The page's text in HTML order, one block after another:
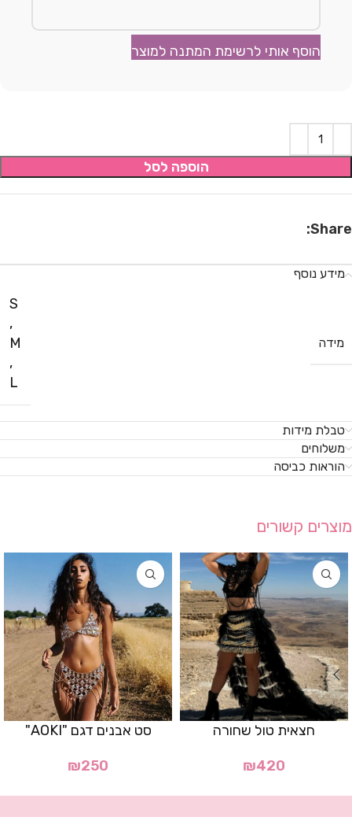
הוסף אותי לרשימת המתנה למוצר
הוספה לסל
Share:
מידע נוסף
מידה
S
,
M
,
L
טבלת מידות
משלוחים
הוראות כביסה
מוצרים קשורים
חצאית טול שחורה
₪420
סט אבנים דגם "AOKI"
₪250